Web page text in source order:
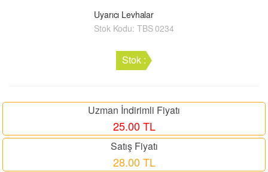
Uyarıcı Levhalar
Stok Kodu: TBS 0234
Stok :
Uzman İndirimli Fiyatı
25.00 TL
Satış Fiyatı
28.00 TL